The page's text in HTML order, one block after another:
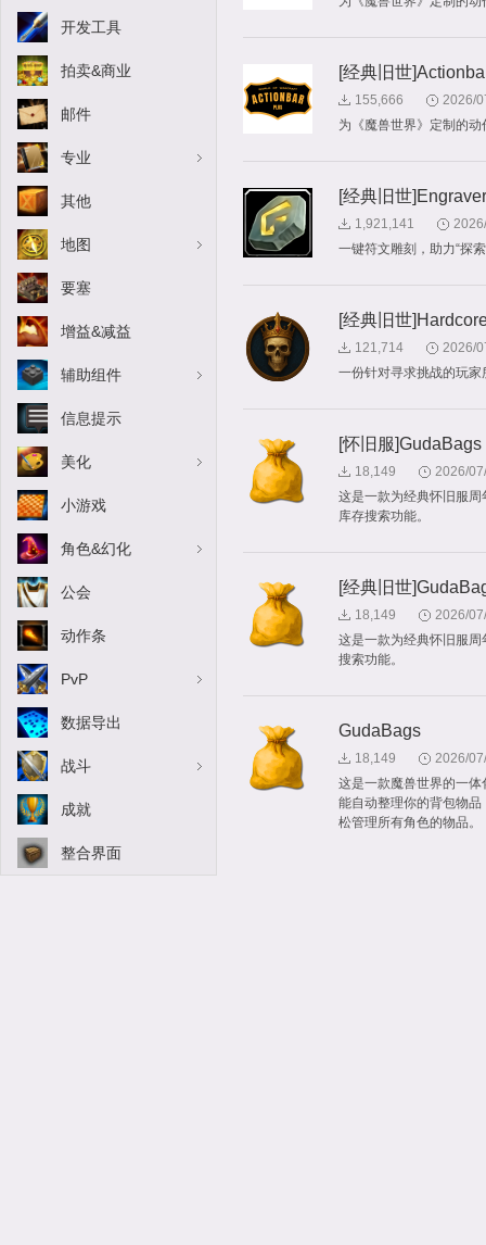
开发工具
拍卖&商业
邮件
专业
其他
地图
要塞
增益&减益
辅助组件
信息提示
美化
小游戏
角色&幻化
公会
动作条
PvP
数据导出
战斗
成就
整合界面
[经典旧世
155,666
2026/
为《魔兽世界》定制的
[经典旧世]Engraver
1,921,141
一键符文雕刻，助力“探
[经典旧世
121,714
2026/
一份针对寻求挑战的玩
[怀旧服]GudaBags
18,149
2026/
这是一款为经典怀旧服
库存搜索功能。
[经典旧世
18,149
2026/
这是一款为经典怀旧服
搜索功能。
GudaBags
18,149
2026/
这是一款魔兽世界的一
能自动整理你的背包物
松管理所有角色的物品。